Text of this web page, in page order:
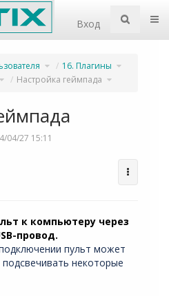
Вход
Переключите
дерево
иерархии
под
Руководство
пользователя.
16. Плагины дерево
иерархии
Переключите
дерево
иерархии
Настройка геймпада Переключите
дерево
иерархии
04/27 15:11
к компьютеру через
провод.
пульт может
некоторые